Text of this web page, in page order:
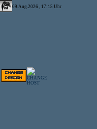
09.Aug.2026 , 17:15 Uhr